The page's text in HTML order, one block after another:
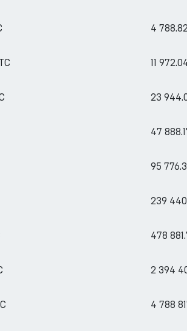
4
11
23
47
95
239
478
2 394
4 788